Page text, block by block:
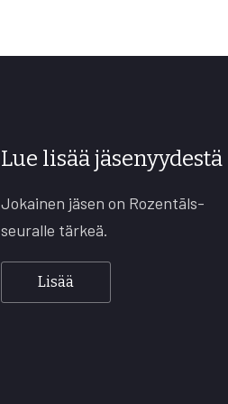
Lue lisää jäsenyydestä
Jokainen jäsen on Rozentāls-
seuralle tärkeä.
Lisää